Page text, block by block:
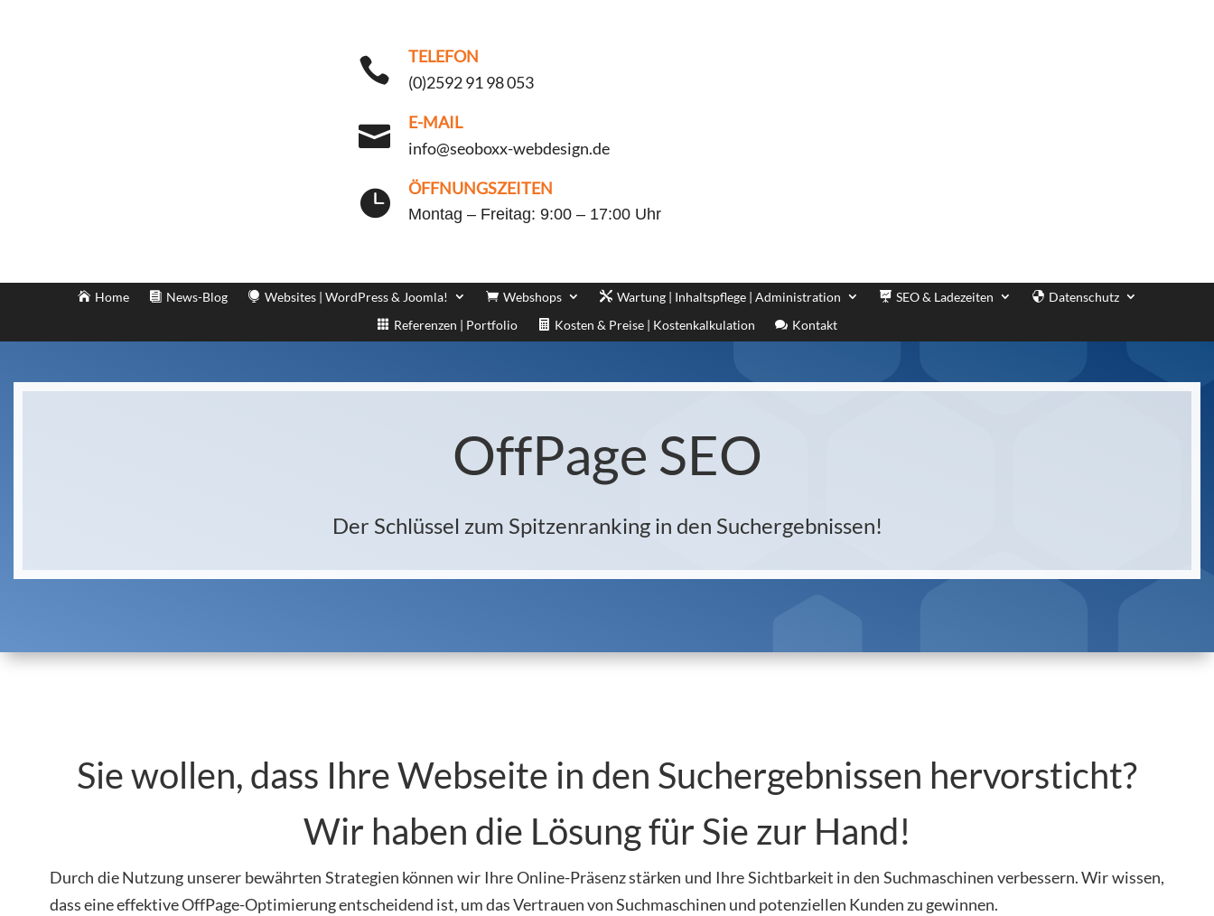

TELEFON
(0)2592 91 98 053

E-MAIL
info@seoboxx-webdesign.de
 ÖFFNUNGSZEITEN
Montag – Freitag: 9:00 – 17:00 Uhr
Home News-Blog Websites | WordPress & Joomla! Webshops Wartung | Inhaltspflege | Administration SEO & Ladezeiten
Datenschutz
Referenzen | Portfolio
Kosten & Preise | Kostenkalkulation Kontakt
OffPage SEO
Der Schlüssel zum Spitzenranking in den Suchergebnissen!
Sie wollen, dass Ihre Webseite in den Suchergebnissen hervorsticht?
Wir haben die Lösung für Sie zur Hand!
Durch die Nutzung unserer bewährten Strategien können wir Ihre Online-Präsenz stärken und Ihre Sichtbarkeit in den Suchmaschinen verbessern. Wir wissen,
dass eine effektive OffPage-Optimierung entscheidend ist, um das Vertrauen von Suchmaschinen und potenziellen Kunden zu gewinnen.